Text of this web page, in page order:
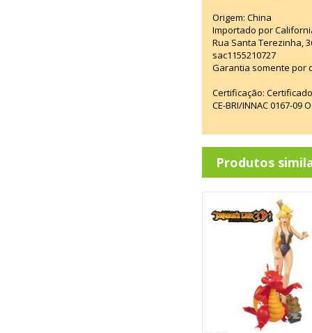
Origem: China
Importado por
Rua Santa Terezinha,
sac1155210727
Garantia somente por
Certificação:
CE-BRI/INNAC 0167-
Produtos